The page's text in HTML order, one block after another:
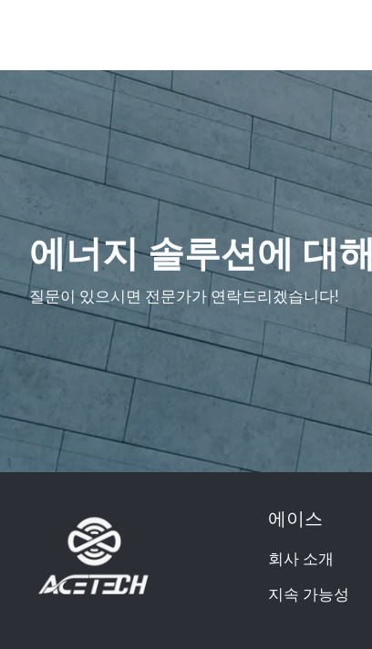
에너지 솔루션에 대
질문이 있으시면 전문가가 연락드리겠습니다!
에이스
회사 소개
지속 가능성